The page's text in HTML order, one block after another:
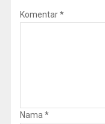
Komentar*
Nama*